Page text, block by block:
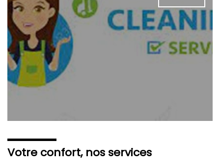
Votre confort, nos services